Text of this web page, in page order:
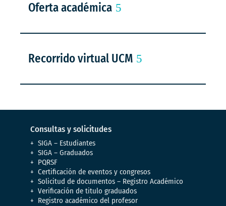
Oferta académica
Recorrido virtual UCM
Consultas y solicitudes
SIGA – Estudiantes
SIGA – Graduados
PQRSF
Certificación de eventos y congresos
Solicitud de documentos – Registro Académico
Verificación de titulo graduados
Registro académico del profesor